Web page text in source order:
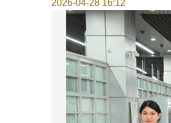
2026-04-28 16:12